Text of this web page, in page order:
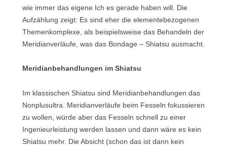
wie immer das eigene Ich es gerade haben will. Die
Aufzählung zeigt: Es sind eher die elementebezogenen
Themenkomplexe, als beispielsweise das Behandeln der
Meridianverläufe, was das Bondage – Shiatsu ausmacht.
Meridianbehandlungen im Shiatsu
Im klassischen Shiatsu sind Meridianbehandlungen das
Nonplusultra. Meridianverläufe beim Fesseln fokussieren
zu wollen, würde aber das Fesseln schnell zu einer
Ingenieurleistung werden lassen und dann wäre es kein
Shiatsu mehr. Die Absicht (schon das ist dann kein